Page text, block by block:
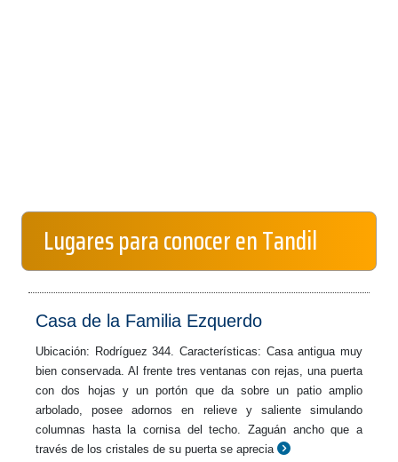
Lugares para conocer en Tandil
Casa de la Familia Ezquerdo
Ubicación: Rodríguez 344. Características: Casa antigua muy
bien conservada. Al frente tres ventanas con rejas, una puerta
con dos hojas y un portón que da sobre un patio amplio
arbolado, posee adornos en relieve y saliente simulando
columnas hasta la cornisa del techo. Zaguán ancho que a
través de los cristales de su puerta se aprecia